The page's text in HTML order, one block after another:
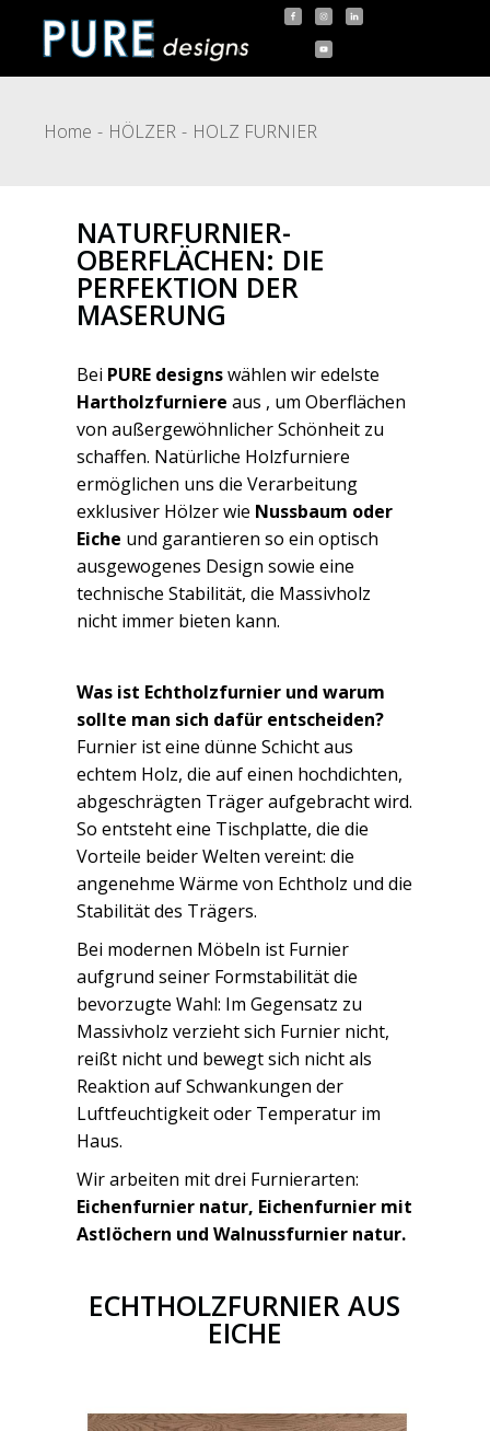
Home HÖLZER HOLZ FURNIER
NATURFURNIER-
OBERFLÄCHEN: DIE
PERFEKTION DER
MASERUNG
Bei PURE designswählen wir edelste
Hartholzfurniere aus , um Oberflächen
von außergewöhnlicher Schönheit zu
schaffen. Natürliche Holzfurniere
ermöglichen uns die Verarbeitung
exklusiver Hölzer wie Nussbaum oder
Eiche und garantieren so ein optisch
ausgewogenes Design sowie eine
technische Stabilität, die Massivholz
nicht immer bieten kann.
Was ist Echtholzfurnier und warum
sollte man sich dafür entscheiden?
Furnier ist eine dünne Schicht aus
echtem Holz, die auf einen hochdichten,
abgeschrägten Träger aufgebracht wird.
So entsteht eine Tischplatte, die die
Vorteile beider Welten vereint: die
angenehme Wärme von Echtholz und die
Stabilität des Trägers.
Bei modernen Möbeln ist Furnier
aufgrund seiner Formstabilität die
bevorzugte Wahl: Im Gegensatz zu
Massivholz verzieht sich Furnier nicht,
reißt nicht und bewegt sich nicht als
Reaktion auf Schwankungen der
Luftfeuchtigkeit oder Temperatur im
Haus.
Wir arbeiten mit drei Furnierarten:
Eichenfurnier natur, Eichenfurnier mit
Astlöchern und Walnussfurnier natur.
ECHTHOLZFURNIER AUS
EICHE